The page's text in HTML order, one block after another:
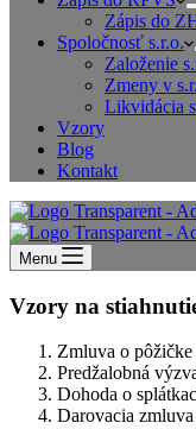
Zápis do
Spoločnosť s.r.o.
Založenie
Zmeny v
Likvidácia
Vzory
Blog
Kontakt
Menu
Vzory na
Zmluva o
Predžalobná
Dohoda o
Darovacia